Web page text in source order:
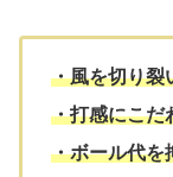
・風を切り裂
・打感にこだ
・ボール代を